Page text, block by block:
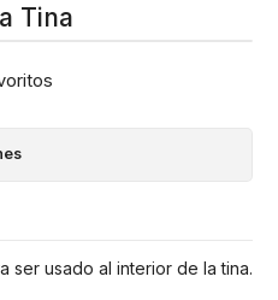
Tina
ser usado al interior de la tina.